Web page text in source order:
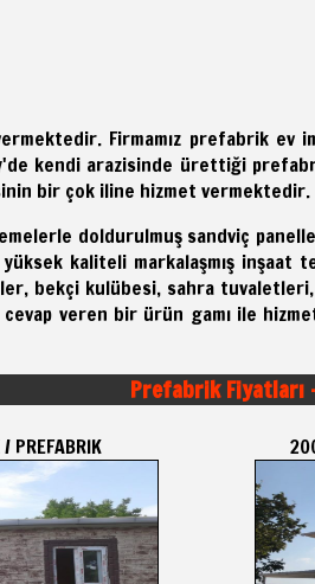
Firmamız prefabrik ev
kendi arazisinde ürettiği
bir çok iline hizmet vermektedir.
doldurulmuş sandviç
kaliteli markalaşmış
bekçi kulübesi, sahra
cevap veren bir ürün gamı ile
Prefabrik Fiyatları
PREFABRIK